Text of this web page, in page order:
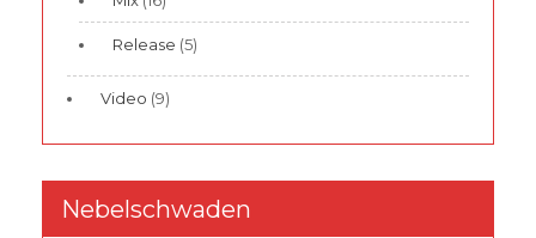
Release (5)
Video (9)
Nebelschwaden